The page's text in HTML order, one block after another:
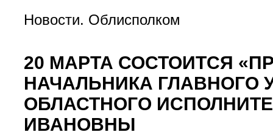
Новости. Облисполком
20 МАРТА СОСТОИТСЯ
НАЧАЛЬНИКА ГЛАВНОГО
ОБЛАСТНОГО
ИВАНОВНЫ